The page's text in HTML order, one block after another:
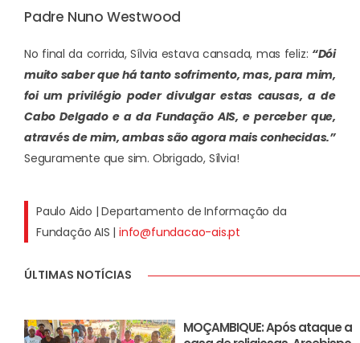
Padre Nuno Westwood
No final da corrida, Sílvia estava cansada, mas feliz: “Dói
muito saber que há tanto sofrimento, mas, para mim,
foi um privilégio poder divulgar estas causas, a de
Cabo Delgado e a da Fundação AIS, e perceber que,
através de mim, ambas são agora mais conhecidas.”
Seguramente que sim. Obrigado, Sílvia!
Paulo Aido | Departamento de Informação da
Fundação AIS |info@fundacao-ais.pt
ÚLTIMAS NOTÍCIAS
MOÇAMBIQUE: Após ataque a